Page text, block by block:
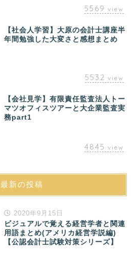
5569 view
【社会人学習】大原の会計士講座半
年間勉強した大変さと感想まとめ
5532 view
【会社見学】有限責任監査法人トー
マツオフィスツアーと大企業監査実
務part1
4845 view
最新の投稿
2020年9月15日
ビジュアルで覚える経営学者と関連
用語まとめ(アメリカ経営学説編)
【公認会計士試験対策シリーズ】